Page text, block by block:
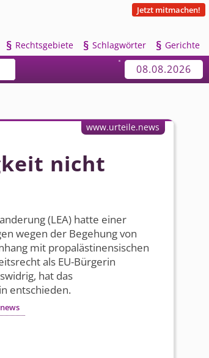
Jetzt mitmachen!
§ Rechtsgebiete § Schlagwörter § Gerichte
08.08.2026
nicht
(LEA) hatte einer
wegen der Begehung von
mit propalästi­nensischen
als EU-Bürgerin
hat das
entschieden.
www.urteile.news